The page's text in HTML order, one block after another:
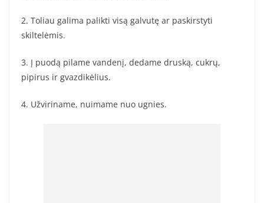
2. Toliau galima palikti visą galvutę ar paskirstyti
skiltelėmis.
3. Į puodą pilame vandenį, dedame druską, cukrų,
pipirus ir gvazdikėlius.
4. Užviriname, nuimame nuo ugnies.